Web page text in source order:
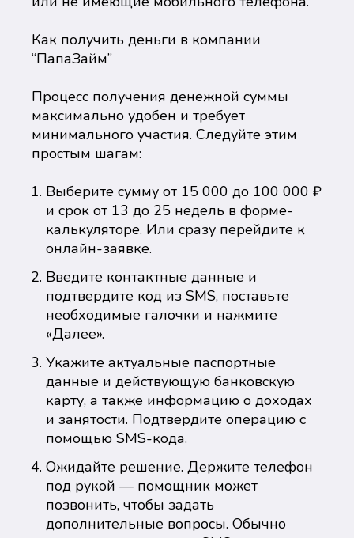
Как получить деньги в компании
“ПапаЗайм”
Процесс получения денежной суммы
максимально удобен и требует
минимального участия. Следуйте этим
простым шагам:
Выберите сумму от 15 000 до 100 000 ₽
и срок от 13 до 25 недель в форме-
калькуляторе. Или сразу перейдите к
онлайн-заявке.
Введите контактные данные и
подтвердите код из SMS, поставьте
необходимые галочки и нажмите
«Далее».
Укажите актуальные паспортные
данные и действующую банковскую
карту, а также информацию о доходах
и занятости. Подтвердите операцию с
помощью SMS-кода.
Ожидайте решение. Держите телефон
под рукой — помощник может
позвонить, чтобы задать
дополнительные вопросы. Обычно